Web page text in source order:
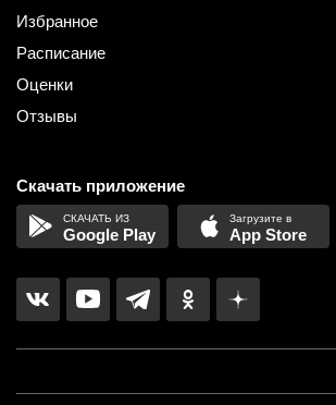
Избранное
Расписание
Оценки
Отзывы
Скачать приложение
Google Play App Store